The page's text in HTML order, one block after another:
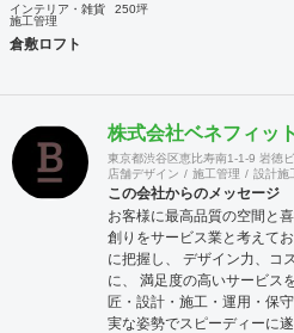
インテリア・雑貨
250坪
施工管理
倉敷ロフト
株式会社ベネフィッ
東京都渋谷区恵比寿南1-1-9 岩徳
店舗デザイン
施工管理 設計施
この会社からのメッセージ
お客様に最高品質の空間と
創りをサービス業と考えて
に把握し、 デザイン力、コ
に、 満足度の高いサービス
匠・設計・施工・運用・保
実な姿勢でスピーディーに